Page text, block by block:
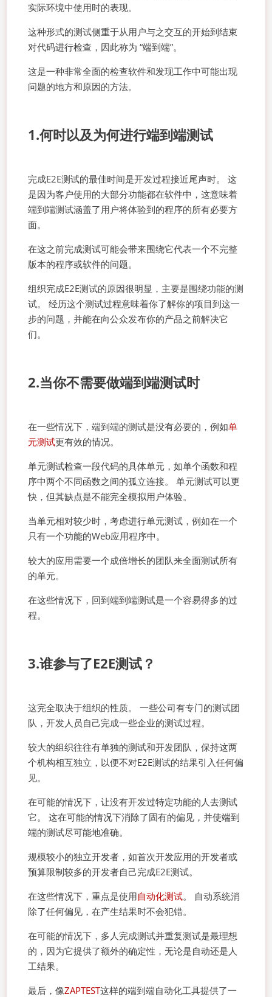
实际环境中使用时的表现。
这种形式的测试侧重于从用户与之交互的开始到结束
对代码进行检查，因此称为 “端到端”。
这是一种非常全面的检查软件和发现工作中可能出现
问题的地方和原因的方法。
1.何时以及为何进行端到端测试
完成E2E测试的最佳时间是开发过程接近尾声时。 这
是因为客户使用的大部分功能都在软件中，这意味着
端到端测试涵盖了用户将体验到的程序的所有必要方
面。
在这之前完成测试可能会带来围绕它代表一个不完整
版本的程序或软件的问题。
组织完成E2E测试的原因很明显，主要是围绕功能的测
试。 经历这个测试过程意味着你了解你的项目到这一
步的问题，并能在向公众发布你的产品之前解决它
们。
2.当你不需要做端到端测试时
在一些情况下，端到端的测试是没有必要的，例如单
元测试更有效的情况。
单元测试检查一段代码的具体单元，如单个函数和程
序中两个不同函数之间的孤立连接。 单元测试可以更
快，但其缺点是不能完全模拟用户体验。
当单元相对较少时，考虑进行单元测试，例如在一个
只有一个功能的Web应用程序中。
较大的应用需要一个成倍增长的团队来全面测试所有
的单元。
在这些情况下，回到端到端测试是一个容易得多的过
程。
3.谁参与了E2E测试？
这完全取决于组织的性质。 一些公司有专门的测试团
队，开发人员自己完成一些企业的测试过程。
较大的组织往往有单独的测试和开发团队，保持这两
个机构相互独立，以便不对E2E测试的结果引入任何偏
见。
在可能的情况下，让没有开发过特定功能的人去测试
它。 这在可能的情况下消除了固有的偏见，并使端到
端的测试尽可能地准确。
规模较小的独立开发者，如首次开发应用的开发者或
预算限制较多的开发者自己完成E2E测试。
在这些情况下，重点是使用自动化测试。 自动系统消
除了任何偏见，在产生结果时不会犯错。
在可能的情况下，多人完成测试并重复测试是最理想
的，因为它提供了额外的确定性，无论是自动还是人
工结果。
最后，像ZAPTEST这样的端到端自动化工具提供了一